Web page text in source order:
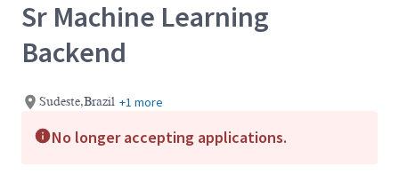
Sr Machine Learning
Backend
Sudeste,Brazil +1 more
No longer accepting applications.